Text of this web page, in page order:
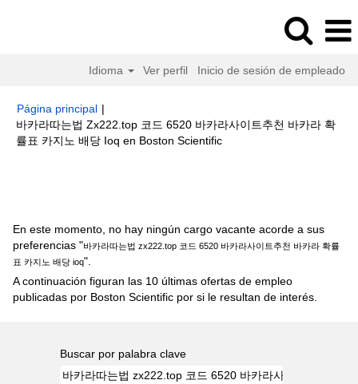
Idioma Ver perfil Inicio de sesión de empleado
Página principal |
바카라따는법 Zx222.top 코드 6520 바카라사이트추천 바카라 확
률표 카지노 배당 Ioq en Boston Scientific(página
En este momento, no hay ningún cargo vacante acorde a sus
preferencias "바카라따는법 zx222.top 코드 6520 바카라사이트추천 바카라 확률
표 카지노 배당 ioq".
A continuación figuran las 10 últimas ofertas de empleo
publicadas por Boston Scientific por si le resultan de interés.
Buscar por palabra clave